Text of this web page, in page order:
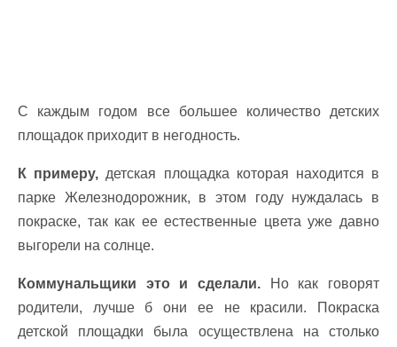
С каждым годом все большее количество детских
площадок приходит в негодность.
К примеру, детская площадка которая находится в
парке Железнодорожник, в этом году нуждалась в
покраске, так как ее естественные цвета уже давно
выгорели на солнце.
Коммунальщики это и сделали. Но как говорят
родители, лучше б они ее не красили. Покраска
детской площадки была осуществлена на столько